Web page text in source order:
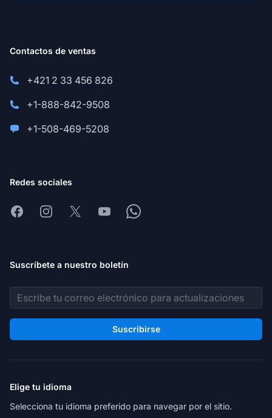
Contactos de ventas
+421 2 33 456 826
+1-888-842-9508
+1-508-469-5208
Redes sociales
FacebookInstagram
X YoutubeWhatsapp
Suscríbete a nuestro boletín
Dirección de correo electrónico
Suscribirse
Elige tu idioma
Selecciona tu idioma preferido para navegar por el sitio.